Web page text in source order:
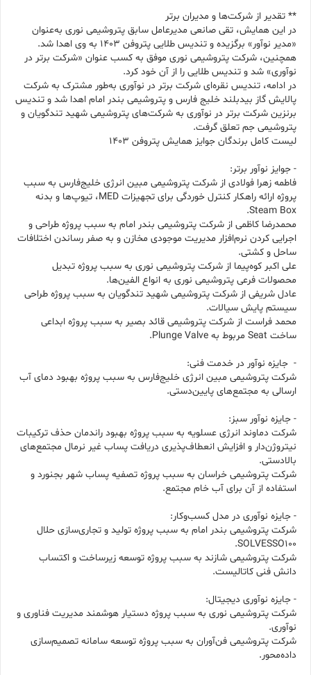
** تقدیر از شرکت‌ها و مدیران برتر
در این همایش، تقی صانعی مدیرعامل سابق پتروشیمی نوری به‌عنوان
«مدیر نوآور» برگزیده و تندیس طلایی پتروفن ۱۴۰۳ به وی اهدا شد.
همچنین، شرکت پتروشیمی نوری موفق به کسب عنوان «شرکت برتر در
نوآوری» شد و تندیس طلایی را از آن خود کرد.
در ادامه، تندیس نقره‌ای شرکت برتر در نوآوری به‌طور مشترک به شرکت
پالایش گاز بیدبلند خلیج فارس و پتروشیمی بندر امام اهدا شد و تندیس
برنزین شرکت برتر در نوآوری به شرکت‌های پتروشیمی شهید تندگویان و
پتروشیمی جم تعلق گرفت.
لیست کامل برندگان جوایز همایش پتروفن ۱۴۰۳
- جوایز نوآور برتر:
فاطمه زهرا فولادی از شرکت پتروشیمی مبین انرژی خلیج‌فارس به سبب
پروژه ارائه راهکار کنترل خوردگی برای تجهیزات MED، تیوپ‌ها و بدنه
Steam Box.
محمدرضا کاظمی از شرکت پتروشیمی بندر امام به سبب پروژه طراحی و
اجرایی کردن نرم‌افزار مدیریت موجودی مخازن و به صفر رساندن اختلافات
ساحل و کشتی.
علی اکبر کوه‌پیما از شرکت پتروشیمی نوری به سبب پروژه تبدیل
محصولات فرعی پتروشیمی نوری به انواع الفین‌ها.
عادل شریفی از شرکت پتروشیمی شهید تندگویان به سبب پروژه طراحی
سیستم پایش سیالات.
محمد فراست از شرکت پتروشیمی قائد بصیر به سبب پروژه ابداعی
ساخت Seat مربوط به Plunge Valve.
- جایزه نوآور در خدمت فنی:
شرکت پتروشیمی مبین انرژی خلیج‌فارس به سبب پروژه بهبود دمای آب
ارسالی به مجتمع‌های پایین‌دستی.
- جایزه نوآور سبز:
شرکت دماوند انرژی عسلویه به سبب پروژه بهبود راندمان حذف ترکیبات
نیتروژن‌دار و افزایش انعطاف‌پذیری دریافت پساب غیر نرمال مجتمع‌های
بالادستی.
شرکت پتروشیمی خراسان به سبب پروژه تصفیه پساب شهر بجنورد و
استفاده از آن برای آب خام مجتمع.
- جایزه نوآوری در مدل کسب‌وکار:
شرکت پتروشیمی بندر امام به سبب پروژه تولید و تجاری‌سازی حلال
SOLVESSO100.
شرکت پتروشیمی شازند به سبب پروژه توسعه زیرساخت و اکتساب
دانش فنی کاتالیست.
- جایزه نوآوری دیجیتال:
شرکت پتروشیمی نوری به سبب پروژه دستیار هوشمند مدیریت فناوری و
نوآوری.
شرکت پتروشیمی فن‌آوران به سبب پروژه توسعه سامانه تصمیم‌سازی
داده‌محور.